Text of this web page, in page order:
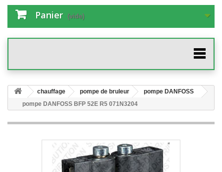
Panier (vide)
chauffage pompe de bruleur
pompe DANFOSS
pompe DANFOSS BFP 52E R5 071N3204